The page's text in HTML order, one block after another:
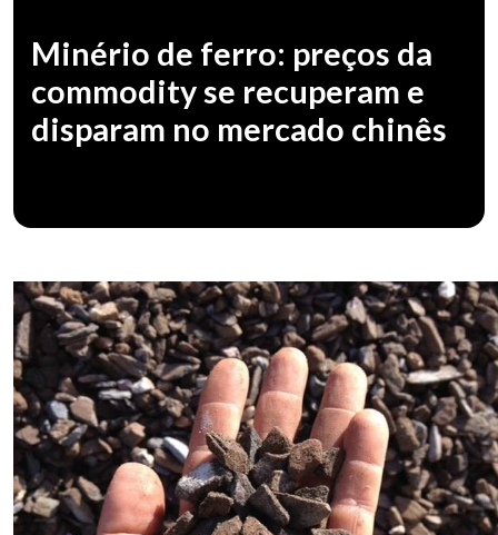
Minério de ferro: preços da
commodity se recuperam e
disparam no mercado chinês